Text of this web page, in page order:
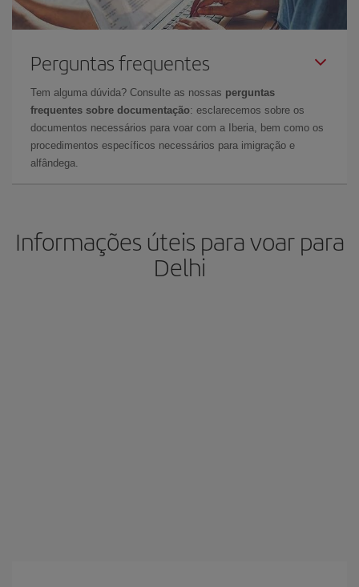
Perguntas frequentes
Tem alguma dúvida? Consulte as nossas perguntas
frequentes sobre documentação: esclarecemos sobre os
documentos necessários para voar com a Iberia, bem como os
procedimentos específicos necessários para imigração e
alfândega.
Informações úteis para voar para
Delhi